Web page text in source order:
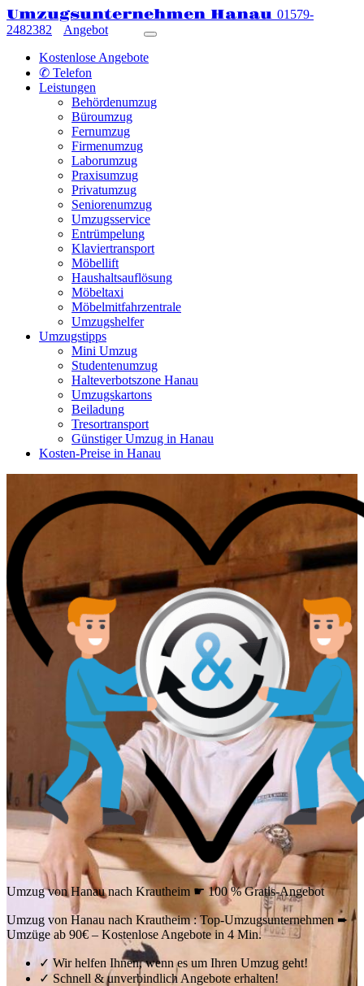
Umzugsunternehmen Hanau 01579-
2482382
Angebot
Kostenlose Angebote
✆ Telefon
Leistungen
Behördenumzug
Büroumzug
Fernumzug
Firmenumzug
Laborumzug
Praxisumzug
Privatumzug
Seniorenumzug
Umzugsservice
Entrümpelung
Klaviertransport
Möbellift
Haushaltsauflösung
Möbeltaxi
Möbelmitfahrzentrale
Umzugshelfer
Umzugstipps
Mini Umzug
Studentenumzug
Halteverbotszone Hanau
Umzugskartons
Beiladung
Tresortransport
Günstiger Umzug in Hanau
Kosten-Preise in Hanau
Umzug von Hanau nach Krautheim ☛ 100 % Gratis-Angebot
Umzug von Hanau nach Krautheim : Top-Umzugsunternehmen ➨
Umzüge ab 90€ – Kostenlose Angebote in 4 Min.
✓ Wir helfen Ihnen, wenn es um Ihren Umzug geht!
✓Schnell & unverbindlich Angebote erhalten!